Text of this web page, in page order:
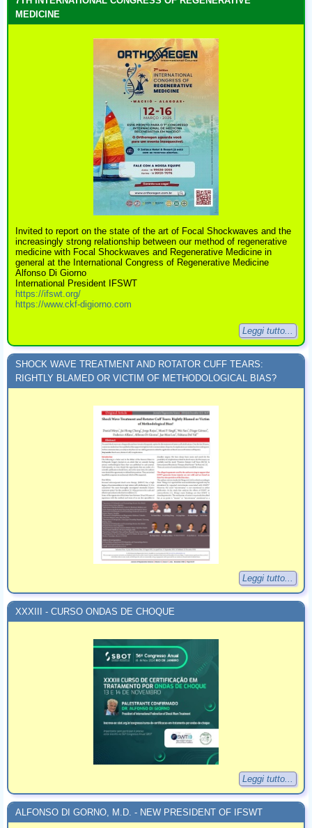
MEDICINE
Invited to report on the state of the art of Focal Shockwaves and the
increasingly strong relationship between our method of regenerative
medicine with Focal Shockwaves and Regenerative Medicine in
general at the International Congress of Regenerative Medicine
Alfonso Di Giorno
International President IFSWT
https://ifswt.org/
https://www.ckf-digiorno.com
Leggi tutto...
SHOCK WAVE TREATMENT AND ROTATOR CUFF TEARS:
RIGHTLY BLAMED OR VICTIM OF METHODOLOGICAL BIAS?
Leggi tutto...
XXXIII - CURSO ONDAS DE CHOQUE
Leggi tutto...
ALFONSO DI GORNO, M.D. - NEW PRESIDENT OF IFSWT